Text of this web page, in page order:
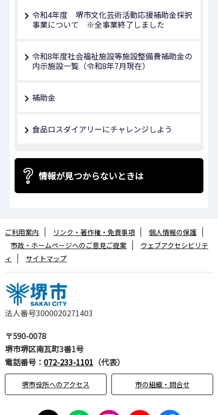
令和4年度 堺市文化芸術活動応援補助金採択
事業について ※全事業終了しました
令和8年度社会福祉施設等施設整備費補助金の
内示施設一覧（令和8年7月現在）
補助金
食品ロスダイアリーにチャレンジしよう
情報が見つからないときは
法人番号3000020271403
〒590-0078
堺市堺区南瓦町3番1号
電話番号： 072-233-1101 （代表）
堺市役所へのアクセス 市の組織・問合せ
ご利用案内 リンク・著作権・免責事項
個人情報の保護
市政・ホームページへのご意見ご提案
ウェブアクセシビリテ
ィ
サイトマップ